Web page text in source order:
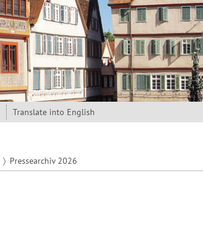
Translate into English
Pressearchiv 2026